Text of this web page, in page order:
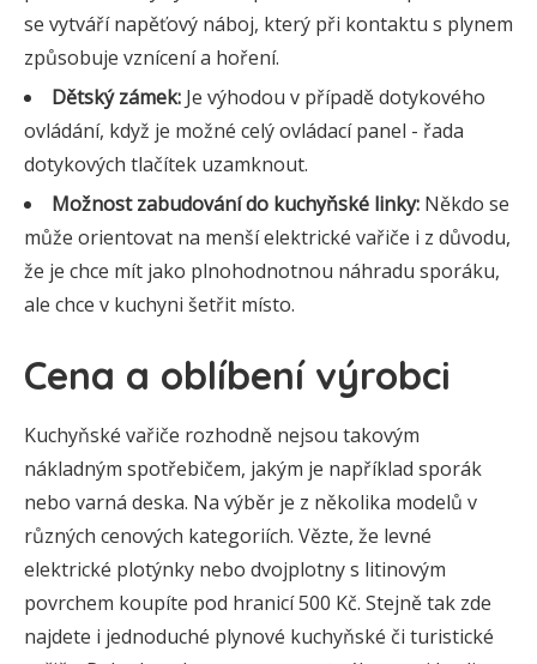
se vytváří napěťový náboj, který při kontaktu s plynem
způsobuje vznícení a hoření.
Dětský zámek: Je výhodou v případě dotykového
ovládání, když je možné celý ovládací panel - řada
dotykových tlačítek uzamknout.
Možnost zabudování do kuchyňské linky: Někdo se
může orientovat na menší elektrické vařiče i z důvodu,
že je chce mít jako plnohodnotnou náhradu sporáku,
ale chce v kuchyni šetřit místo.
Cena a oblíbení výrobci
Kuchyňské vařiče rozhodně nejsou takovým
nákladným spotřebičem, jakým je například sporák
nebo varná deska. Na výběr je z několika modelů v
různých cenových kategoriích. Vězte, že levné
elektrické plotýnky nebo dvojplotny s litinovým
povrchem koupíte pod hranicí 500 Kč. Stejně tak zde
najdete i jednoduché plynové kuchyňské či turistické